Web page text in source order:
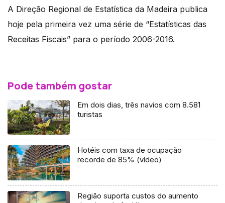
A Direção Regional de Estatística da Madeira publica
hoje pela primeira vez uma série de “Estatísticas das
Receitas Fiscais” para o período 2006-2016.
Pode também gostar
Em dois dias, três navios com 8.581
turistas
Hotéis com taxa de ocupação
recorde de 85% (vídeo)
Região suporta custos do aumento